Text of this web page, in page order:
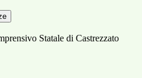
Statale di Castrezzato